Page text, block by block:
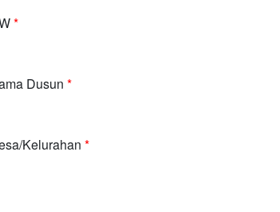
*
Dusun *
Kelurahan *